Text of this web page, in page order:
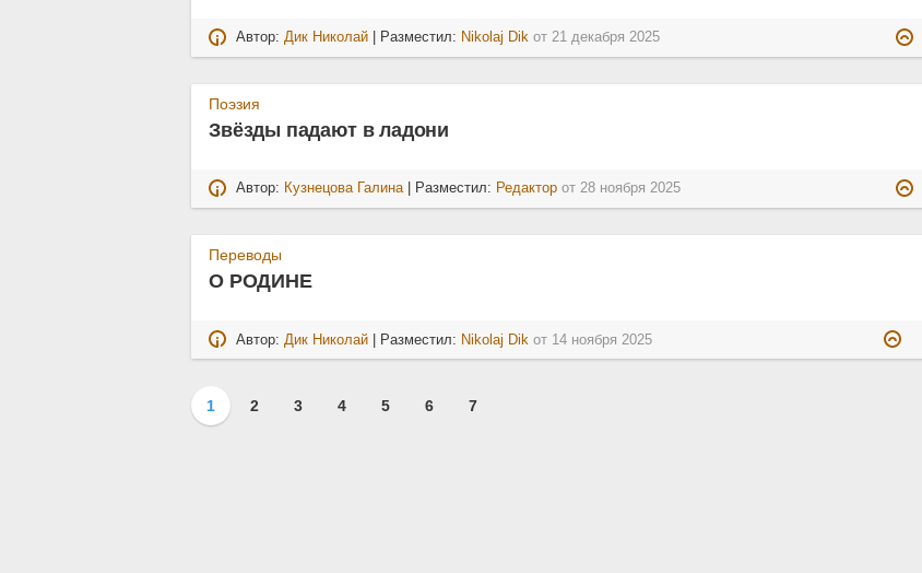
Автор:Дик Николай | Разместил: Nikolaj Dik от21 декабря 2025
Поэзия
Звёзды падают в ладони
Автор: Кузнецова Галина| Разместил: Редактор от28 ноября 2025
Переводы
О РОДИНЕ
Автор: Дик Николай | Разместил: Nikolaj Dik от 14 ноября 2025
1 2 3 4 5 6 7